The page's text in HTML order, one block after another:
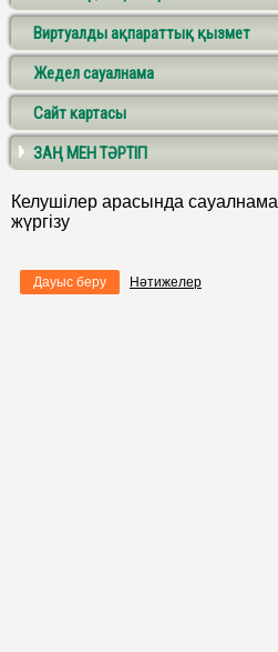
Виртуалды ақпараттық қызмет
Жедел сауалнама
Сайт картасы
ЗАҢ МЕН ТӘРТІП
Келушілер арасында сауалнама
жүргізу
Дауыс беру Нәтижелер